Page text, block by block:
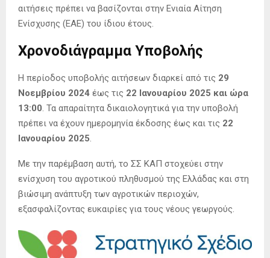
αιτήσεις πρέπει να βασίζονται στην Ενιαία Αίτηση
Ενίσχυσης (ΕΑΕ) του ίδιου έτους.
Χρονοδιάγραμμα Υποβολής
Η περίοδος υποβολής αιτήσεων διαρκεί από τις 29
Νοεμβρίου 2024 έως τις 22 Ιανουαρίου 2025 και ώρα
13:00. Τα απαραίτητα δικαιολογητικά για την υποβολή
πρέπει να έχουν ημερομηνία έκδοσης έως και τις 22
Ιανουαρίου 2025.
Με την παρέμβαση αυτή, το ΣΣ ΚΑΠ στοχεύει στην
ενίσχυση του αγροτικού πληθυσμού της Ελλάδας και στη
βιώσιμη ανάπτυξη των αγροτικών περιοχών,
εξασφαλίζοντας ευκαιρίες για τους νέους γεωργούς.